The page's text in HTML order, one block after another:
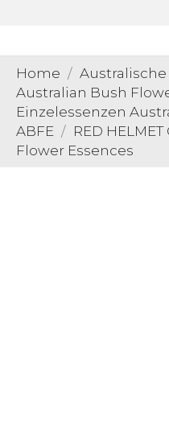
Home
Australian Bush
Einzelessenzen
ABFE
RED
Flower Essences